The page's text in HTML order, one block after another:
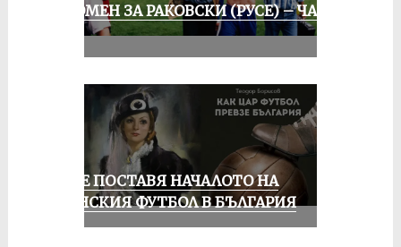
СПОМЕН ЗА РАКОВСКИ (РУСЕ) – ЧАСТ
РУСЕ ПОСТАВЯ НАЧАЛОТО НА
ЖЕНСКИЯ ФУТБОЛ В БЪЛГАРИЯ